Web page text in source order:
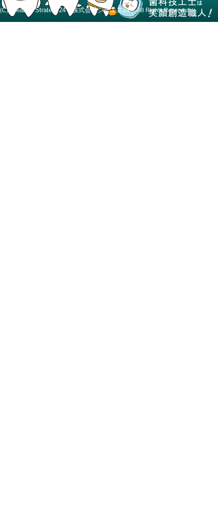
(C) Creative Strategy24 株式会社シーエス24All Rights Reserved.